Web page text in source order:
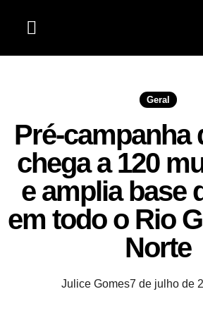
Geral
Pré-campanha
chega a 120
e amplia base
em todo o Rio
Norte
Julice Gomes7 de julho de